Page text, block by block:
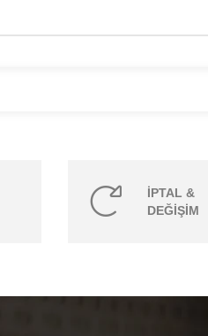
İPTAL &
DEĞİŞİM